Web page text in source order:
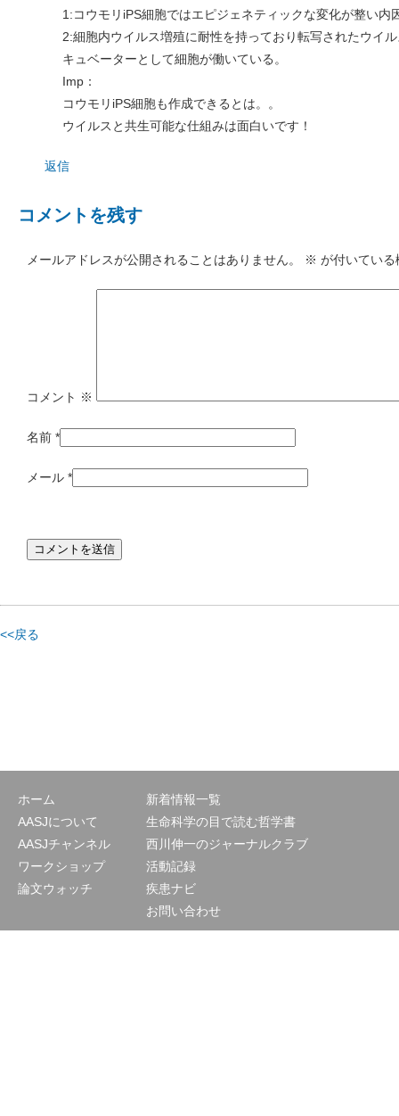
1:コウモリiPS細胞ではエピジェネティックな変化が整い内
2:細胞内ウイルス増殖に耐性を持っており転写されたウイ
キュベーターとして細胞が働いている。
Imp：
コウモリiPS細胞も作成できるとは。。
ウイルスと共生可能な仕組みは面白いです！
返信
コメントを残す
メールアドレスが公開されることはありません。 ※ が付いてい
コメント ※
名前 *
メール *
<<戻る
ホーム
AASJについて
AASJチャンネル
ワークショップ
論文ウォッチ
新着情報一覧
生命科学の目で読む哲学書
西川伸一のジャーナルクラブ
活動記録
疾患ナビ
お問い合わせ